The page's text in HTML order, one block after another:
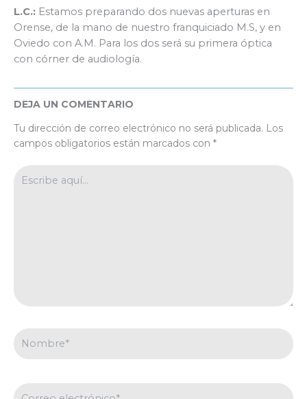
L.C.: Estamos preparando dos nuevas aperturas en
Orense, de la mano de nuestro franquiciado M.S, y en
Oviedo con A.M. Para los dos será su primera óptica
con córner de audiología.
DEJA UN COMENTARIO
Tu dirección de correo electrónico no será publicada. Los
campos obligatorios están marcados con *
aquí...